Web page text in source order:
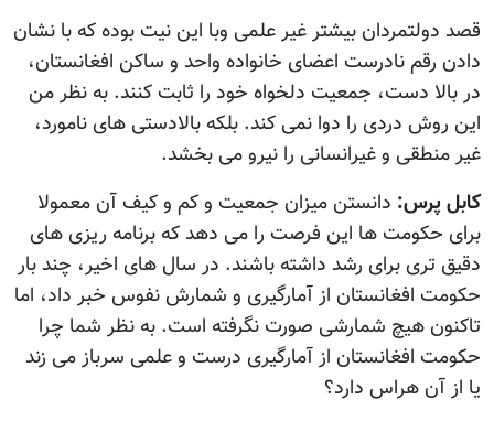
قصد دولتمردان بیشتر غیر علمی وبا این نیت بوده که با نشان
دادن رقم نادرست اعضای خانواده واحد و ساکن افغانستان،
در بالا دست، جمعیت دلخواه خود را ثابت کنند. به نظر من
این روش دردی را دوا نمی کند. بلکه بالادستی های نامورد،
غیر منطقی و غیرانسانی را نیرو می بخشد.
کابل پرس: دانستن ميزان جمعيت و کم و کيف آن معمولا
برای حکومت ها اين فرصت را می دهد که برنامه ریزی های
دقیق تری برای رشد داشته باشند. در سال های اخیر، چند بار
حکومت افغانستان از آمارگیری و شمارش نفوس خبر داد، اما
تاکنون هيچ شمارشی صورت نگرفته است. به نظر شما چرا
حکومت افغانستان از آمارگیری درست و علمی سرباز می زند
یا از آن هراس دارد؟